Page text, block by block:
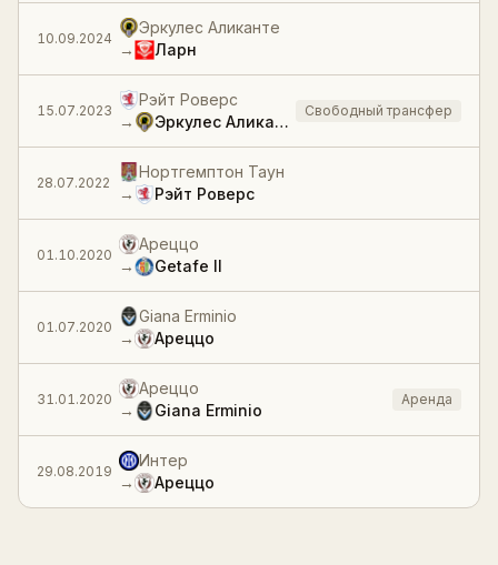
10.09.2024
Эркулес Аликанте
→
Ларн
15.07.2023
Рэйт Роверс
→
Эркулес Аликанте
Свободный трансфер
28.07.2022
Нортгемптон Таун
→
Рэйт Роверс
01.10.2020
Ареццо
→
Getafe II
01.07.2020
Giana Erminio
→
Ареццо
31.01.2020
Ареццо
→
Giana Erminio
Аренда
29.08.2019
Интер
→
Ареццо